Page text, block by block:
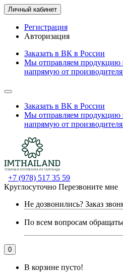
Личный кабинет
Регистрация
Авторизация
Заказать в ВК в России
Мы отправляем продукцию
напрямую от
Заказать в ВК в России
Мы отправляем продукцию
напрямую от
+7 (978) 517 35 59
Круглосуточно Перезвоните мне
Не дозвонились? Заказ
По всем вопросам
0
В корзине пусто!